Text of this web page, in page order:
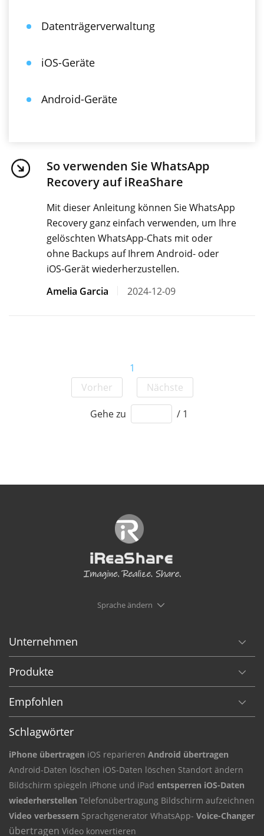
Datenträgerverwaltung
iOS-Geräte
Android-Geräte
So verwenden Sie WhatsApp
Recovery auf iReaShare
Mit dieser Anleitung können Sie WhatsApp
Recovery ganz einfach verwenden, um Ihre
gelöschten WhatsApp-Chats mit oder
ohne Backups auf Ihrem Android- oder
iOS-Gerät wiederherzustellen.
Amelia Garcia
2024-12-09
Vorher
1
Nächste
Gehe zu / 1
Sprache ändern
Unternehmen
Produkte
Empfohlen
Schlagwörter
iPhone übertragen iOS reparieren Android übertragen
Android-Daten löschen iOS-Daten löschen Standort ändern
Bildschirm spiegeln iPhone und iPad entsperren iOS-Daten
wiederherstellen Telefonübertragung Bildschirm aufzeichnen
Video verbessern Sprachgenerator WhatsApp- Voice-Changer
übertragen Video konvertieren